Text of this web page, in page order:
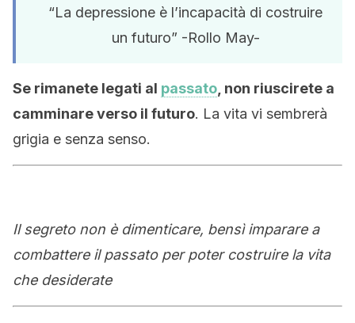
“La depressione è l’incapacità di costruire
un futuro” -Rollo May-
Se rimanete legati al passato , non riuscirete a
camminare verso il futuro. La vita vi sembrerà
grigia e senza senso.
Il segreto non è dimenticare, bensì imparare a
combattere il passato per poter costruire la vita
che desiderate